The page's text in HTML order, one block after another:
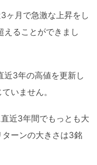
ヶ月で急激な上昇をし
えることができまし
近3年の高値を更新し
いません。
近3年間でもっとも大
ーンの大きさは3銘